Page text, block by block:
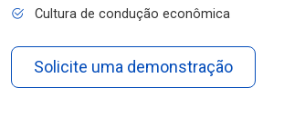
Cultura de condução econômica
Solicite uma demonstração